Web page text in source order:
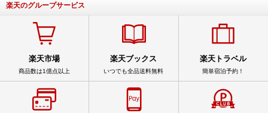
楽天のグループサービス
楽天市場
商品数は1億点以上
楽天ブックス
いつでも全品送料無料
楽天トラベル
簡単宿泊予約！